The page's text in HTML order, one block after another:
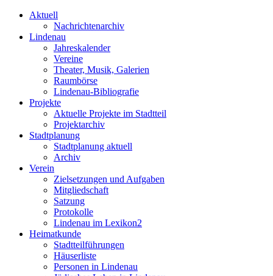
Aktuell
Nachrichtenarchiv
Lindenau
Jahreskalender
Vereine
Theater, Musik, Galerien
Raumbörse
Lindenau-Bibliografie
Projekte
Aktuelle Projekte im Stadtteil
Projektarchiv
Stadtplanung
Stadtplanung aktuell
Archiv
Verein
Zielsetzungen und Aufgaben
Mitgliedschaft
Satzung
Protokolle
Lindenau im Lexikon2
Heimatkunde
Stadtteilführungen
Häuserliste
Personen in Lindenau